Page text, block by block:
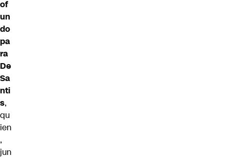
of
un
do
pa
ra
De
Sa
nti
s,
qu
ien
,
jun